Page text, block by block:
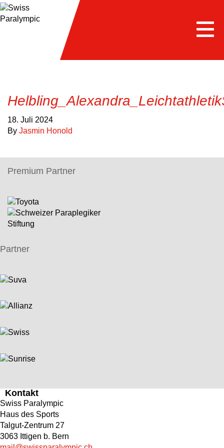
18. Juli 2024
By Jasmin Honold
Premium Partner
Partner
Kontakt
Swiss Paralympic
Haus des Sports
Talgut-Zentrum 27
3063 Ittigen b. Bern